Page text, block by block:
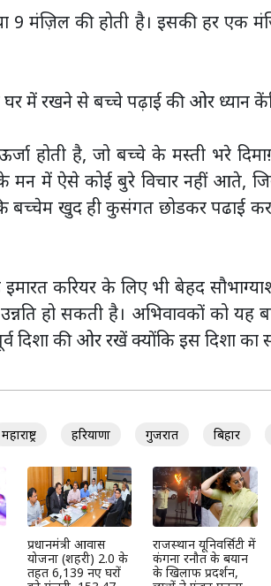
9 मंज़िल की होती है। इसकी हर एक
में रखने से बच्चे पढ़ाई की ओर ध्यान
होती है, जो बच्चे के मस्ती भरे
मन में ऐसे कोई बुरे विचार नहीं आते,
बच्चेम खुद ही कुसंगत छोडकर पढाई
करियर के लिए भी बेहद
हो सकती है। अभिवावकों को यह
दिशा की ओर रखें क्योंकि इस दिशा का
महाराष्ट्र हरियाणा गुजरात बिहार
प्रधानमंत्री आवास
योजना (शहरी) 2.0 के
तहत 6,139 नए घरों
राजस्थान यूनिवर्सिटी में
कंगना रनौत के बयान
के खिलाफ प्रदर्शन,